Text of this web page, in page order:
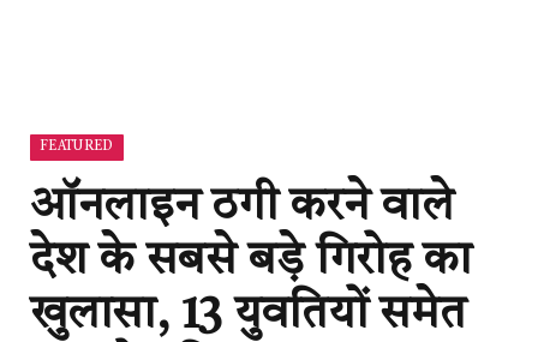
FEATURED
ऑनलाइन ठगी करने वाले
देश के सबसे बड़े गिरोह का
खुलासा, 13 युवतियों समेत